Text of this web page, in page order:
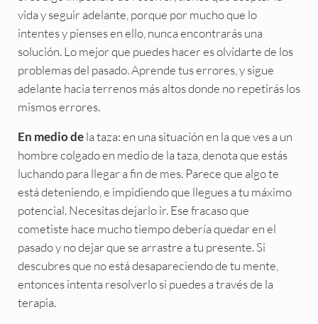
vida y seguir adelante, porque por mucho que lo
intentes y pienses en ello, nunca encontrarás una
solución. Lo mejor que puedes hacer es olvidarte de los
problemas del pasado. Aprende tus errores, y sigue
adelante hacia terrenos más altos donde no repetirás los
mismos errores.
En medio dela taza: en una situación en la que ves a un
hombre colgado en medio de la taza, denota que estás
luchando para llegar a fin de mes. Parece que algo te
está deteniendo, e impidiendo que llegues a tu máximo
potencial. Necesitas dejarlo ir. Ese fracaso que
cometiste hace mucho tiempo debería quedar en el
pasado y no dejar que se arrastre a tu presente. Si
descubres que no está desapareciendo de tu mente,
entonces intenta resolverlo si puedes a través de la
terapia.